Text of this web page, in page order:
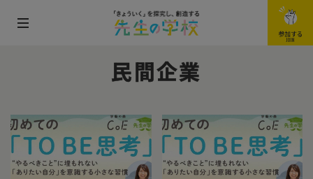
メ
開
す
参加する
JOIN
民間企業